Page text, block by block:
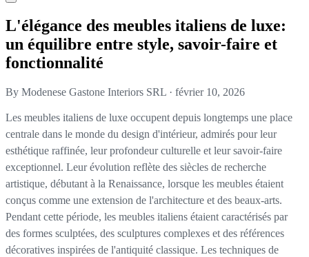
L'élégance des meubles italiens de luxe:
un équilibre entre style, savoir-faire et
fonctionnalité
By Modenese Gastone Interiors SRL · février 10, 2026
Les meubles italiens de luxe occupent depuis longtemps une place
centrale dans le monde du design d'intérieur, admirés pour leur
esthétique raffinée, leur profondeur culturelle et leur savoir-faire
exceptionnel. Leur évolution reflète des siècles de recherche
artistique, débutant à la Renaissance, lorsque les meubles étaient
conçus comme une extension de l'architecture et des beaux-arts.
Pendant cette période, les meubles italiens étaient caractérisés par
des formes sculptées, des sculptures complexes et des références
décoratives inspirées de l'antiquité classique. Les techniques de